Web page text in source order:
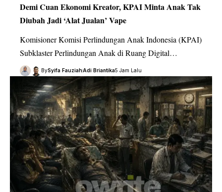
Demi Cuan Ekonomi Kreator, KPAI Minta Anak Tak
Diubah Jadi ‘Alat Jualan’ Vape
Komisioner Komisi Perlindungan Anak Indonesia (KPAI)
Subklaster Perlindungan Anak di Ruang Digital…
BySyifa FauziahAdi Briantika5 Jam Lalu